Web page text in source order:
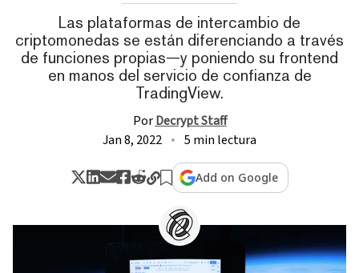
Las plataformas de intercambio de
criptomonedas se están diferenciando a través
de funciones propias—y poniendo su frontend
en manos del servicio de confianza de
TradingView.
Por Decrypt Staff
Jan 8, 2022
5 min lectura
Add on Google